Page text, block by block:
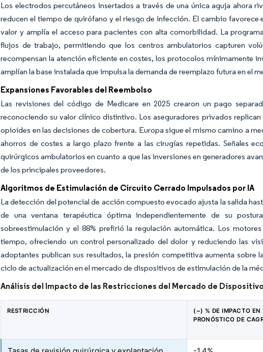
Los electrodos percutáneos insertados a través de una única aguja ahora
reducen el tiempo de quirófano y el riesgo de infección. El cambio favorece
valor y amplía el acceso para pacientes con alta comorbilidad. La
flujos de trabajo, permitiendo que los centros ambulatorios capturen
recompensan la atención eficiente en costes, los protocolos mínimamente
amplían la base instalada que impulsa la demanda de reemplazo futura en el
Expansiones Favorables del Reembolso
Las revisiones del código de Medicare en 2025 crearon un pago
reconociendo su valor clínico distintivo. Los aseguradores privados
opioides en las decisiones de cobertura. Europa sigue el mismo camino a
ahorros de costes a largo plazo frente a las cirugías repetidas. Señales
quirúrgicos ambulatorios en cuanto a que las inversiones en generadores
de los principales proveedores.
Algoritmos de Estimulación de Circuito Cerrado Impulsados por IA
La detección del potencial de acción compuesto evocado ajusta la salida
de una ventana terapéutica óptima independientemente de su
sobreestimulación y el 88% prefirió la regulación automática. Los
tiempo, ofreciendo un control personalizado del dolor y reduciendo las
adoptantes publican sus resultados, la presión competitiva aumenta sobre
ciclo de actualización en el mercado de dispositivos de estimulación de la
Análisis del Impacto de las Restricciones del Mercado de
RESTRICCIÓN
(~) % DE IMPACTO EN
PRONÓSTICO DE